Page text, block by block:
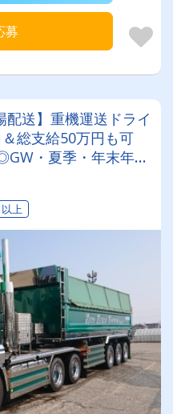
募
配送】重機運送ドライ
総支給50万円も可
・夏季・年末年始
退職金など福利厚生
定企業！
上